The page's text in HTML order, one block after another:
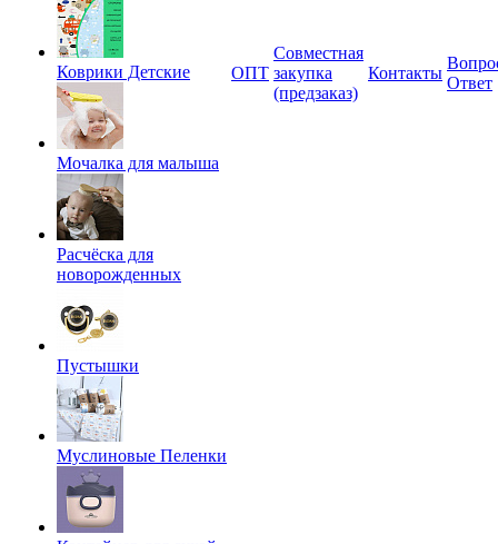
Коврики Детские
Мочалка для малыша
Расчёска для
новорожденных
Пустышки
Муслиновые Пеленки
ОПТ
Совместная
закупка
(предзаказ)
Контакты
Ответ